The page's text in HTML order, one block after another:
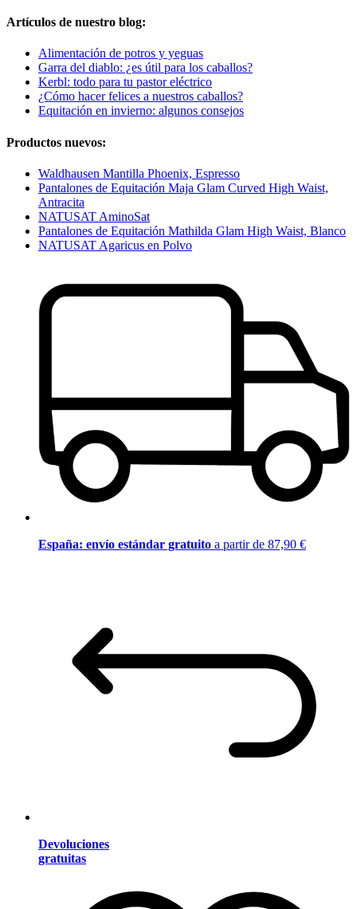
Artículos de nuestro blog:
Alimentación de potros y yeguas
Garra del diablo: ¿es útil para los caballos?
Kerbl: todo para tu pastor eléctrico
¿Cómo hacer felices a nuestros caballos?
Equitación en invierno: algunos consejos
Productos nuevos:
Waldhausen Mantilla Phoenix, Espresso
Pantalones de Equitación Maja Glam Curved High Waist,
Antracita
NATUSAT AminoSat
Pantalones de Equitación Mathilda Glam High Waist, Blanco
NATUSAT Agaricus en Polvo
España: envío estándar gratuito a partir de 87,90 €
Devoluciones
gratuitas